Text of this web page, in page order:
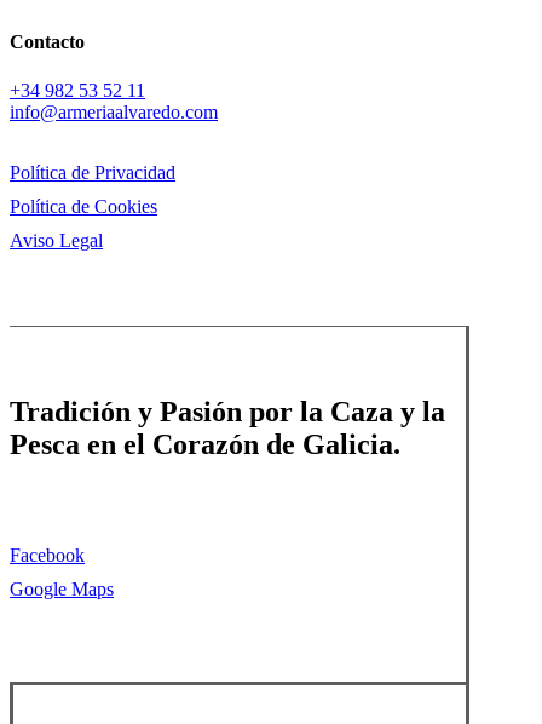
Contacto
+34 982 53 52 11
info@armeriaalvaredo.com
Política de Privacidad
Política de Cookies
Aviso Legal
Tradición y Pasión por la Caza y la
Pesca en el Corazón de Galicia.
Facebook
Google Maps